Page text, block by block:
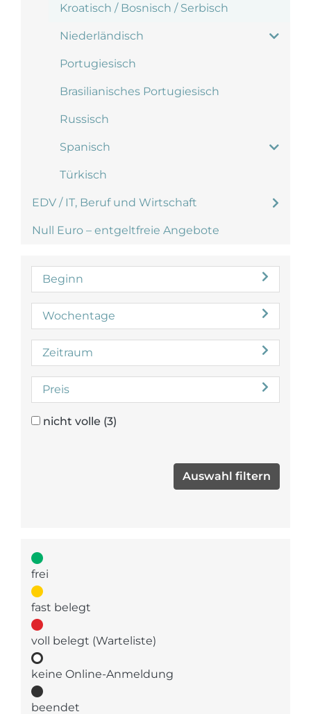
Kroatisch / Bosnisch / Serbisch
Niederländisch
Portugiesisch
Brasilianisches Portugiesisch
Russisch
Spanisch
Türkisch
EDV / IT, Beruf und Wirtschaft
Null Euro – entgeltfreie Angebote
Beginn
Wochentage
Zeitraum
Preis
nicht volle (3)
frei
fast belegt
voll belegt (Warteliste)
keine Online-Anmeldung
beendet